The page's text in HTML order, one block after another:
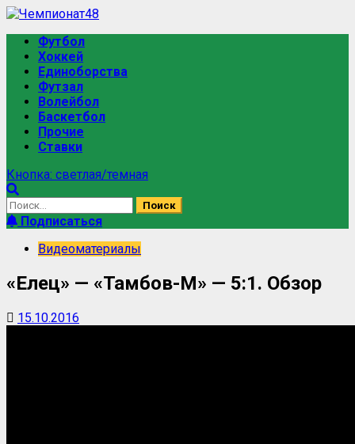
Футбол
Хоккей
Единоборства
Футзал
Волейбол
Баскетбол
Прочие
Ставки
Кнопка: светлая/темная
Подписаться
Видеоматериалы
«Елец» — «Тамбов-М» — 5:1. Обзор
15.10.2016